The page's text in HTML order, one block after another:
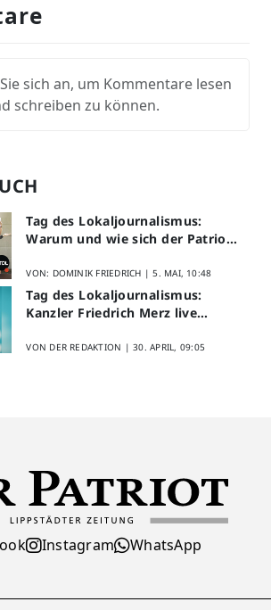
sich an, um Kommentare lesen
schreiben zu können.
Tag des Lokaljournalismus:
Warum und wie sich der Patriot
VON: DOMINIK FRIEDRICH |5. MAI, 10:48
Tag des Lokaljournalismus:
Kanzler Friedrich Merz live
VON DER REDAKTION |30. APRIL, 09:05
Instagram WhatsApp